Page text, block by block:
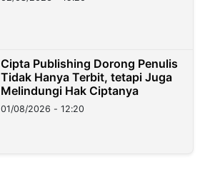
Cipta Publishing Dorong Penulis
Tidak Hanya Terbit, tetapi Juga
Melindungi Hak Ciptanya
01/08/2026 - 12:20